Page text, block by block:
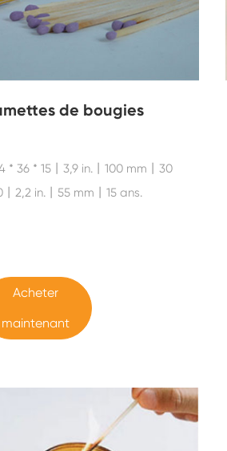
de bougies
* 36 * 15丨3,9 in.丨100 mm丨30
丨2,2 in.丨55 mm丨15 ans.
Acheter
maintenant